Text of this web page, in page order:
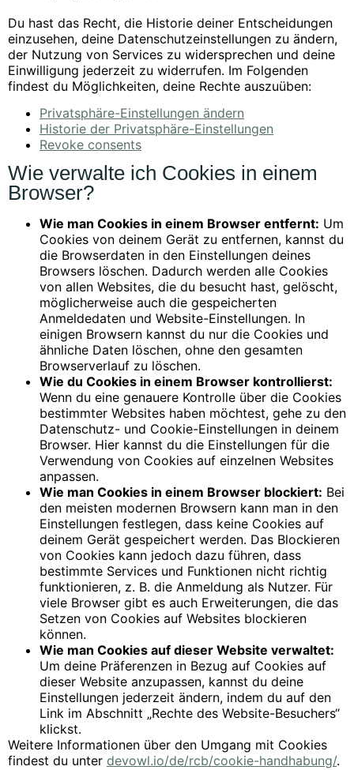
Du hast das Recht, die Historie deiner Entscheidungen
einzusehen, deine Datenschutzeinstellungen zu ändern,
der Nutzung von Services zu widersprechen und deine
Einwilligung jederzeit zu widerrufen. Im Folgenden
findest du Möglichkeiten, deine Rechte auszuüben:
Privatsphäre-Einstellungen ändern
Historie der Privatsphäre-Einstellungen
Revoke consents
Wie verwalte ich Cookies in einem
Browser?
Wie man Cookies in einem Browser entfernt: Um
Cookies von deinem Gerät zu entfernen, kannst du
die Browserdaten in den Einstellungen deines
Browsers löschen. Dadurch werden alle Cookies
von allen Websites, die du besucht hast, gelöscht,
möglicherweise auch die gespeicherten
Anmeldedaten und Website-Einstellungen. In
einigen Browsern kannst du nur die Cookies und
ähnliche Daten löschen, ohne den gesamten
Browserverlauf zu löschen.
Wie du Cookies in einem Browser kontrollierst:
Wenn du eine genauere Kontrolle über die Cookies
bestimmter Websites haben möchtest, gehe zu den
Datenschutz- und Cookie-Einstellungen in deinem
Browser. Hier kannst du die Einstellungen für die
Verwendung von Cookies auf einzelnen Websites
anpassen.
Wie man Cookies in einem Browser blockiert: Bei
den meisten modernen Browsern kann man in den
Einstellungen festlegen, dass keine Cookies auf
deinem Gerät gespeichert werden. Das Blockieren
von Cookies kann jedoch dazu führen, dass
bestimmte Services und Funktionen nicht richtig
funktionieren, z. B. die Anmeldung als Nutzer. Für
viele Browser gibt es auch Erweiterungen, die das
Setzen von Cookies auf Websites blockieren
können.
Wie man Cookies auf dieser Website verwaltet:
Um deine Präferenzen in Bezug auf Cookies auf
dieser Website anzupassen, kannst du deine
Einstellungen jederzeit ändern, indem du auf den
Link im Abschnitt „Rechte des Website-Besuchers“
klickst.
Weitere Informationen über den Umgang mit Cookies
findest du unter devowl.io/de/rcb/cookie-handhabung/.